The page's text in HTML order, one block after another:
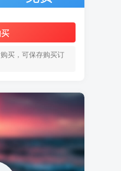
买，可保存购买订